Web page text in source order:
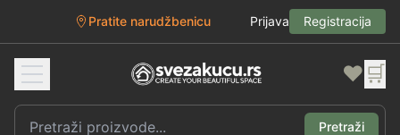
Pratite narudžbenicu Prijava Registracija
❤️ 🛒
Pretraži